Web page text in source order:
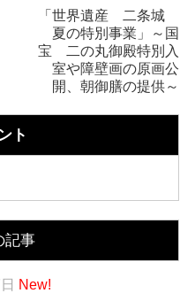
「世界遺産 二条城
夏の特別事業」～国
宝 二の丸御殿特別入
室や障壁画の原画公
開、朝御膳の提供～
ト
記事
New!